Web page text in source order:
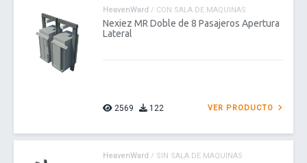
HeavenWard / CON SALA DE MAQUINAS
Nexiez MR Doble de 8 Pasajeros Apertura
Lateral
2569 122 VER PRODUCTO
HeavenWard / SIN SALA DE MAQUINAS